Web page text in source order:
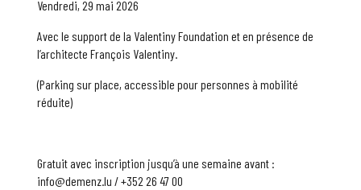
Vendredi, 29 mai 2026
Avec le support de la Valentiny Foundation et en présence de
l’architecte François Valentiny.
(Parking sur place, accessible pour personnes à mobilité
réduite)
Gratuit avec inscription jusqu’à une semaine avant :
info@demenz.lu / +352 26 47 00